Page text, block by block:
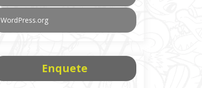
WordPress.org
Enquete